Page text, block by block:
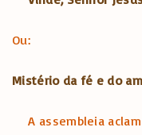
Ou:
Mistério da fé e do
A assembleia